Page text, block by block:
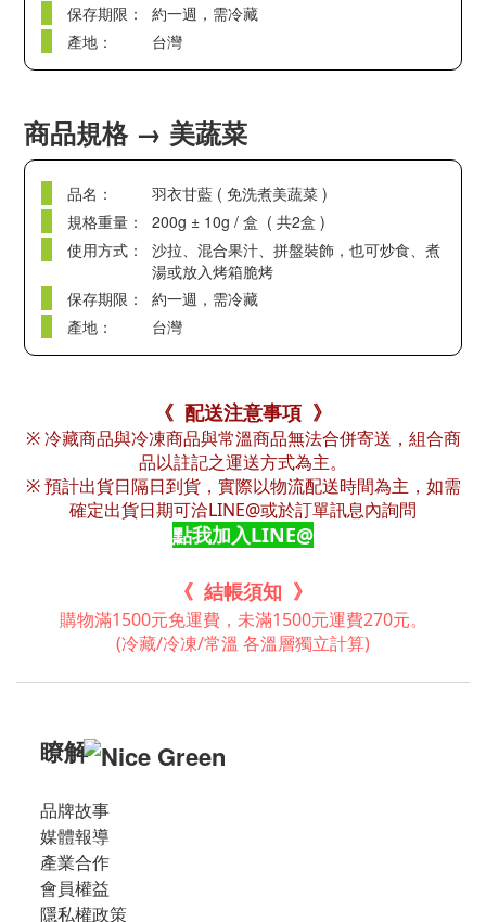
保存期限：
約一週，需冷藏
產地：
台灣
商品規格 → 美蔬菜
品名：
羽衣甘藍 ( 免洗煮美蔬菜 )
規格重量：
200g ± 10g / 盒 ( 共2盒 )
使用方式：
沙拉、混合果汁、拼盤裝飾，也可炒食、煮
湯或放入烤箱脆烤
保存期限：
約一週，需冷藏
產地：
台灣
《 配送注意事項 》
※ 冷藏商品與冷凍商品與常溫商品無法合併寄送，組合商
品以註記之運送方式為主。
※ 預計出貨日隔日到貨，實際以物流配送時間為主，如需
確定出貨日期可洽LINE@或於訂單訊息內詢問
點我加入LINE@
《 結帳須知 》
購物滿1500元免運費，未滿1500元運費270元。
(冷藏/冷凍/常溫 各溫層獨立計算)
瞭解
品牌故事
媒體報導
產業合作
會員權益
隱私權政策